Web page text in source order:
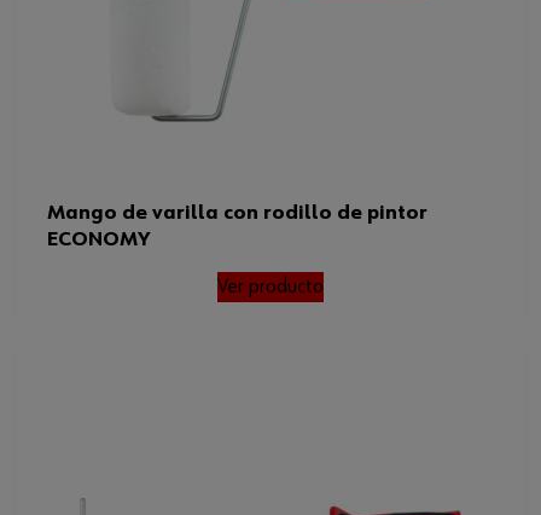
Mango de varilla con rodillo de pintor
ECONOMY
Ver producto